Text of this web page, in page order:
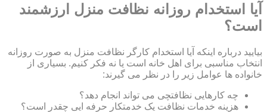
آیا استخدام روزانه نظافت منزل ارزشمند
است؟
بیایید درباره اینکه آیا استخدام کارگر نظافت منزل به صورت روزانه
انتخاب مناسبی برای اهل خانه است یا نه فکر کنیم. بسیاری از
خانواده ها عوامل زیر را در نظر می گیرند:
چه کارهایی نظافتچی می تواند انجام دهد؟
هزینه خدمات نظافت یک خدمتکار حرفه ایی چقدر است؟